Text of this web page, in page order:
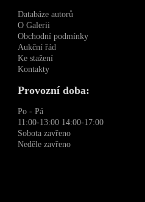
Databáze autorů
O Galerii
Obchodní podmínky
Aukční řád
Ke stažení
Kontakty
Provozní doba:
Po - Pá
11:00-13:00 14:00-17:00
Sobota zavřeno
Neděle zavřeno